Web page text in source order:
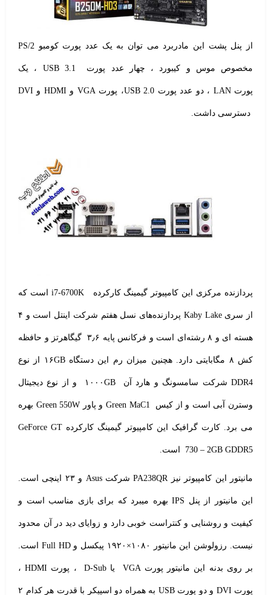
از پنل پشت این مادربرد می توان به یک عدد پورت کومبو PS/2
مخصوص موس و کیبورد ، چهار عدد پورت USB 3.1 ، یک
پورت LAN ، دو عدد پورت USB 2.0، پورت VGA و HDMI و DVI
دسترسی داشت.
پردازنده مرکزی این کامپیوتر گیمینگ کارکرده i7-6700K است که
از سری Kaby Lake پردازنده‌های نسل هفتم شرکت اینتل است و ۴
هسته ای و ۸ رشته‌ای است و فرکانس پایه ۳٫۶ گیگاهرتز و حافظه
کش ۸ مگابایتی دارد. هچنین میزان رم این دستگاه ۱۶GB از نوع
DDR4 شرکت سامسونگ و هارد آن ۱۰۰۰GB و از نوع دیجیتال
وسترن آبی است و از کیس Green MaC1 و پاور Green 550W بهره
می برد. کارت گرافیک این کامپیوتر گیمینگ کارکرده GeForce GT
730 – 2GB GDDR5 است.
مانیتور این کامپیوتر نیز PA238QR شرکت Asus و ۲۳ اینچی است.
این مانیتور از پنل IPS بهره میبرد که برای بازی مناسب است و
کیفیت و روشنایی و کنتراست خوبی دارد و زوایای دید در آن محدود
نیست. رزولوشن این مانیتور ۱۰۸۰×۱۹۲۰ پیکسل و Full HD است.
بر روی بدنه این مانیتور پورت VGA یا D-Sub ، پورت HDMI ،
پورت DVI و دو پورت USB به همراه دو اسپیکر با قدرت هر کدام ۲